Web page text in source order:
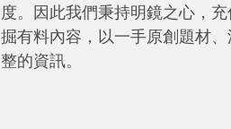
度。因此我們秉持明鏡之心，
掘有料內容，以一手原創題材
整的資訊。